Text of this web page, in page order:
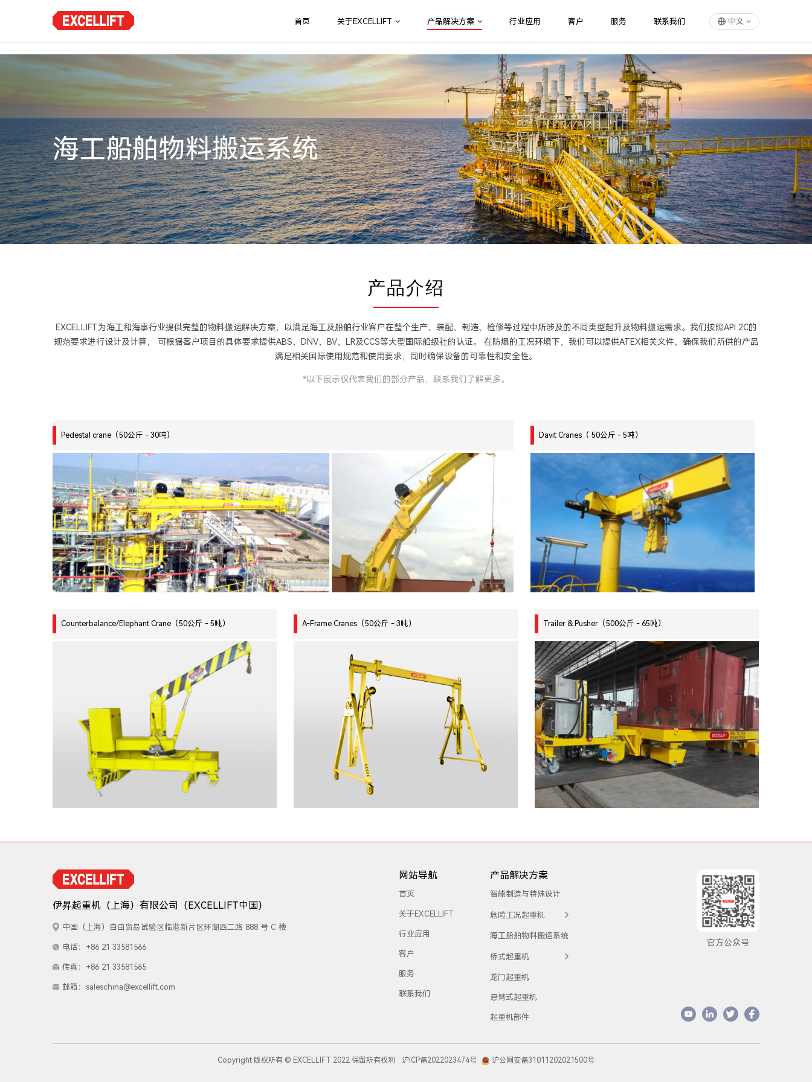
首页 关于EXCELLIFT 产品解决方案 行业应用 客户 服务 联系我们 中文
海工船舶物料搬运系统
产品介绍
EXCELLIFT为海工和海事行业提供完整的物料搬运解决方案，以满足海工及船舶行业客户在整个生产、装配、制造、检修等过程中所涉及的不同类型起升及物料搬运需求。我们按照API 2C的
规范要求进行设计及计算， 可根据客户项目的具体要求提供ABS，DNV，BV，LR及CCS等大型国际船级社的认证。 在防爆的工况环境下，我们可以提供ATEX相关文件，确保我们所供的产品
满足相关国际使用规范和使用要求，同时确保设备的可靠性和安全性。
*以下展示仅代表我们的部分产品，联系我们了解更多。
Pedestal crane（50公斤 - 30吨） Davit Cranes（ 50公斤 - 5吨）
Counterbalance/Elephant Crane（50公斤 - 5吨） A-Frame Cranes（50公斤 - 3吨） Trailer & Pusher（500公斤 - 65吨）
伊昇起重机（上海）有限公司 （EXCELLIFT中国）
中国（上海）自由贸易试验区临港新片区环湖西二路 888 号 C 楼
电话：+86 21 33581566
传真：+86 21 33581565
邮箱： saleschina@excellift.com
网站导航
首页
关于EXCELLIFT
行业应用
客户
服务
联系我们
产品解决方案
智能制造与特殊设计
危险工况起重机
海工船舶物料搬运系统
桥式起重机
龙门起重机
悬臂式起重机
起重机部件
官方公众号
Copyright 版权所有 © EXCELLIFT 2022 保留所有权利 沪ICP备2022023474号 沪公网安备31011202021500号